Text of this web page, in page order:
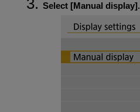
Select [Manual display].